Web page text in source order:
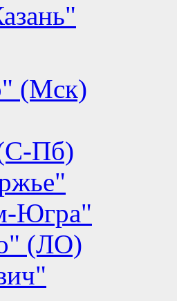
(Мск)
Пб)
Югра"
(ЛО)